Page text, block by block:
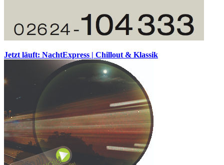
Jetzt läuft: NachtExpress | Chillout & Klassik